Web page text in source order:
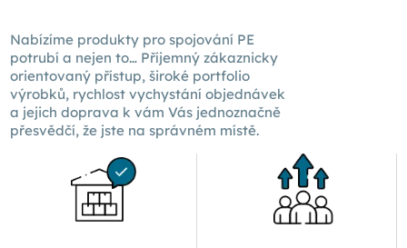
Nabízíme produkty pro spojování PE
potrubí a nejen to… Příjemný zákaznicky
orientovaný přístup, široké portfolio
výrobků, rychlost vychystání objednávek
a jejich doprava kvám Vás jednoznačně
přesvědčí, že jste na správném místě.